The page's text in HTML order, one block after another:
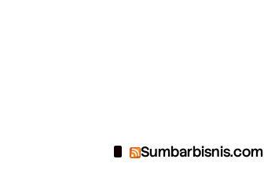
Sumbarbisnis.com